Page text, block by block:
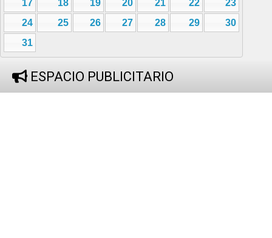
17
18 19 20 21 22
23
24
25 26 27 28 29
30
31
ESPACIO PUBLICITARIO